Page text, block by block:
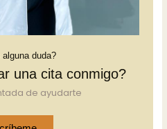
duda?
una cita conmigo?
de ayudarte